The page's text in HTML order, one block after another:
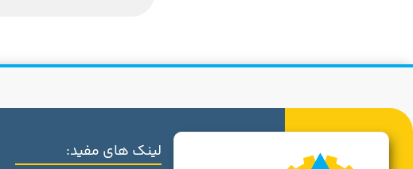
لینک های مفید: